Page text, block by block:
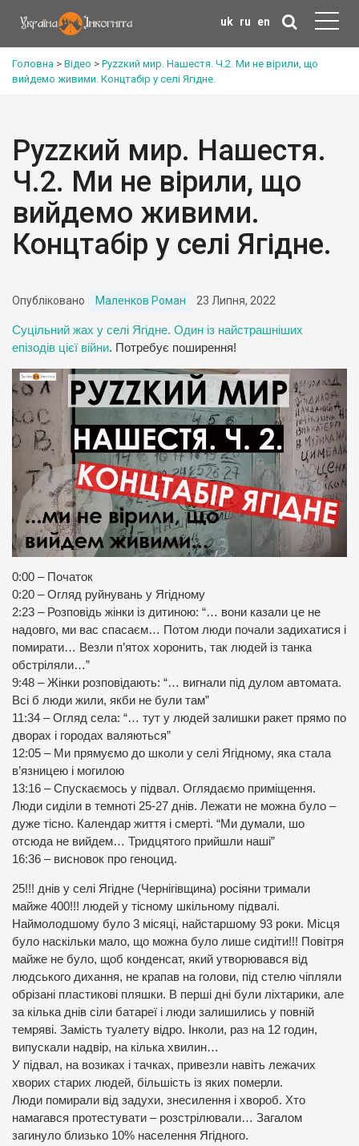
uk ru en
Головна > Відео > Руzzкий мир. Нашестя. Ч.2. Ми не вірили, що
вийдемо живими. Концтабір у селі Ягідне.
Руzzкий мир. Нашестя.
Ч.2. Ми не вірили, що
вийдемо живими.
Концтабір у селі Ягідне.
Опубліковано Маленков Роман 23 Липня, 2022
Суцільний жах у селі Ягідне. Один із найстрашніших
епізодів цієї війни. Потребує поширення!
0:00 – Початок
0:20 – Огляд руйнувань у Ягідному
2:23 – Розповідь жінки із дитиною: “… вони казали це не
надовго, ми вас спасаєм… Потом люди почали задихатися і
помирати… Везли п’ятох хоронить, так людей із танка
обстріляли…”
9:48 – Жінки розповідають: “… вигнали під дулом автомата.
Всі б люди жили, якби не були там”
11:34 – Огляд села: “… тут у людей залишки ракет прямо по
дворах і городах валяються”
12:05 – Ми прямуємо до школи у селі Ягідному, яка стала
в’язницею і могилою
13:16 – Спускаємось у підвал. Оглядаємо приміщення.
Люди сиділи в темноті 25-27 днів. Лежати не можна було –
дуже тісно. Календар життя і смерті. “Ми думали, шо
отсюда не вийдем… Тридцятого прийшли наші”
16:36 – висновок про геноцид.
25!!! днів у селі Ягідне (Чернігівщина) росіяни тримали
майже 400!!! людей у тісному шкільному підвалі.
Наймолодшому було 3 місяці, найстаршому 93 роки. Місця
було наскільки мало, що можна було лише сидіти!!! Повітря
майже не було, щоб конденсат, який утворювався від
людського дихання, не крапав на голови, під стелю чіпляли
обрізані пластикові пляшки. В перші дні були ліхтарики, але
за кілька днів сіли батареї і люди залишились у повній
темряві. Замість туалету відро. Інколи, раз на 12 годин,
випускали надвір, на кілька хвилин…
У підвал, на возиках і тачках, привезли навіть лежачих
хворих старих людей, більшість із яких померли.
Люди помирали від задухи, знесилення і хвороб. Хто
намагався протестувати – розстрілювали… Загалом
загинуло близько 10% населення Ягідного.